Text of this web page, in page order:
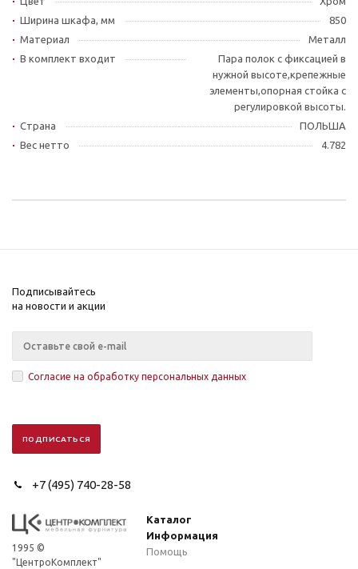
Ширина шкафа, мм
850
Материал
Металл
В комплект входит
Пара полок с фиксацией в
нужной высоте,крепежные
элементы,опорная стойка с
регулировкой высоты.
Страна
ПОЛЬША
Вес нетто
4.782
Подписывайтесь
на новости и акции
Согласие на обработку персональных данных
+7 (495) 740-28-58
1995 ©
"ЦентроКомплект"
Каталог
Информация
Помощь